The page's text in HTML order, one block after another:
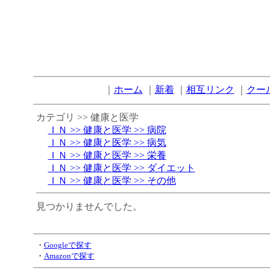
ホーム 新着｜ 相互リンク クー
カテゴリ >> 健康と医学
ＩＮ >> 健康と医学 >> 病院
ＩＮ >> 健康と医学 >> 病気
ＩＮ >> 健康と医学 >> 栄養
ＩＮ >> 健康と医学 >> ダイエット
ＩＮ >> 健康と医学 >> その他
見つかりませんでした。
・ Googleで探す
・ Amazonで探す